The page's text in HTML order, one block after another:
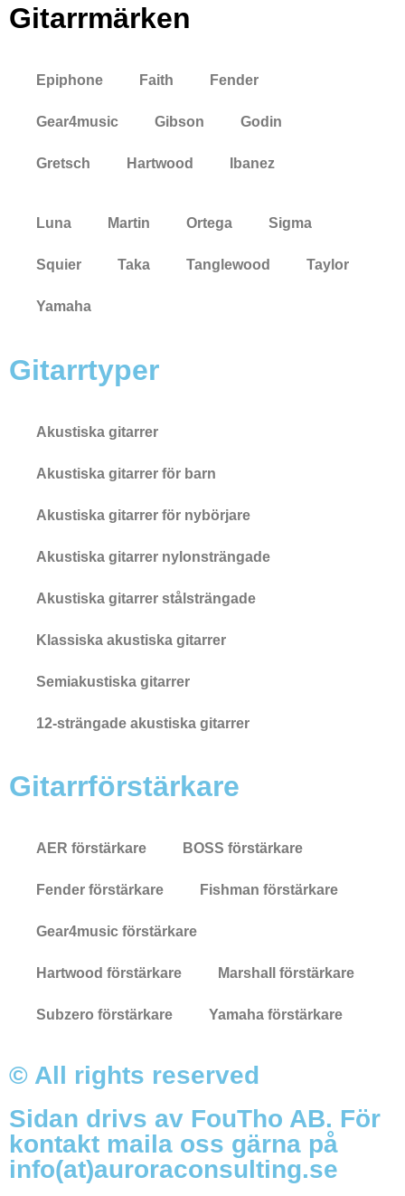
Gitarrmärken
Epiphone Faith Fender
Gear4music Gibson Godin
Gretsch Hartwood Ibanez
Luna Martin Ortega Sigma
Squier Taka Tanglewood Taylor
Yamaha
Gitarrtyper
Akustiska gitarrer
Akustiska gitarrer för barn
Akustiska gitarrer för nybörjare
Akustiska gitarrer nylonsträngade
Akustiska gitarrer stålsträngade
Klassiska akustiska gitarrer
Semiakustiska gitarrer
12-strängade akustiska gitarrer
Gitarrförstärkare
AER förstärkare BOSS förstärkare
Fender förstärkare Fishman förstärkare
Gear4music förstärkare
Hartwood förstärkare Marshall förstärkare
Subzero förstärkare Yamaha förstärkare
© All rights reserved
Sidan drivs av FouTho AB. För
kontakt maila oss gärna på
info(at)auroraconsulting.se